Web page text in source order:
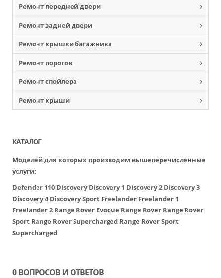
Ремонт передней двери
Ремонт задней двери
Ремонт крышки багажника
Ремонт порогов
Ремонт спойлера
Ремонт крыши
КАТАЛОГ
Моделей для которых производим вышеперечисленные
услуги:
Defender 110 Discovery Discovery 1 Discovery 2 Discovery 3
Discovery 4 Discovery Sport Freelander Freelander 1
Freelander 2 Range Rover Evoque Range Rover Range Rover
Sport Range Rover Supercharged Range Rover Sport
Supercharged
0 ВОПРОСОВ И ОТВЕТОВ